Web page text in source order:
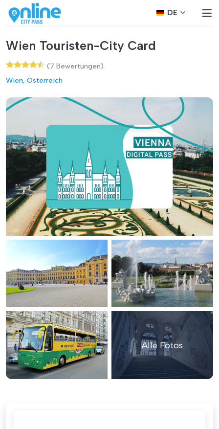
DE
Wien Touristen-City Card
(7 Bewertungen)
Wien, Österreich
Alle Fotos